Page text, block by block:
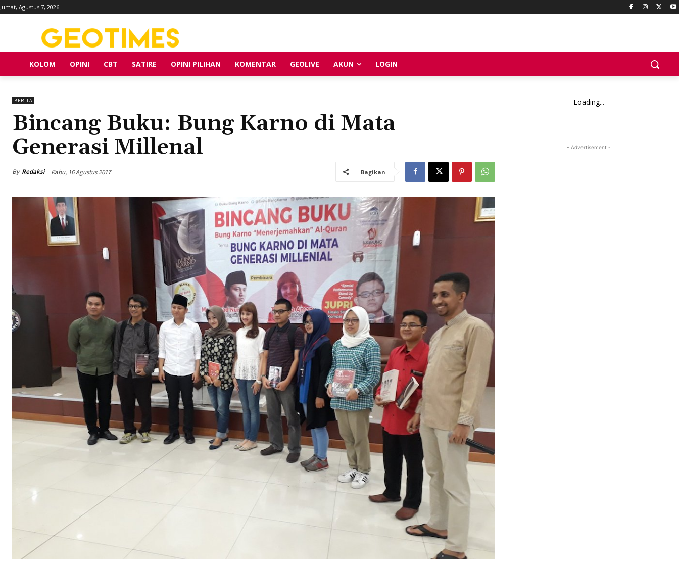
Jumat, Agustus 7, 2026
KOLOM OPINI CBT SATIRE OPINI PILIHAN KOMENTAR GEOLIVE AKUN LOGIN
BERITA
Bincang Buku: Bung Karno di Mata
Generasi Millenal
By Redaksi Rabu, 16 Agustus 2017 Bagikan
Loading...
- Advertisement -